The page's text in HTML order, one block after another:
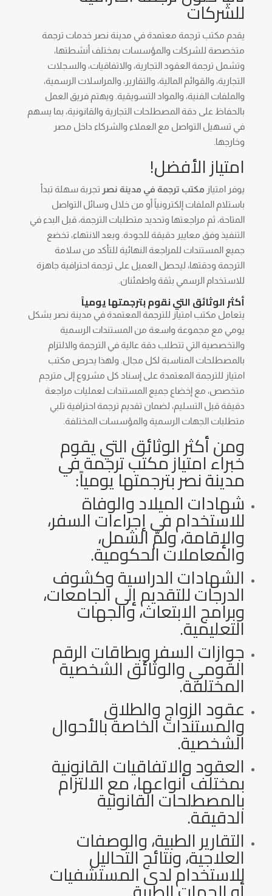
للشركات
يقدم مكتب ترجمة معتمدة في مدينة نصر خدمات ترجمة
متخصصة للشركات والمؤسسات بمختلف أنشطتها،
وتشمل ترجمة العقود التجارية، والاتفاقيات، والسجلات
التجارية، والقوائم المالية، والتقارير، والمراسلات الرسمية،
والملفات الفنية، والمواد التسويقية. ويهتم فريق العمل
بالحفاظ على دقة المصطلحات التجارية والقانونية، بما يسهم
في تسهيل التواصل مع العملاء والشركاء داخل مصر
وخارجها.
امتياز الأفضل!
يوفر امتياز مكتب ترجمة في مدينة نصر تجربة سهلة تبدأ
باستلام الملفات إلكترونياً أو من خلال وسائل التواصل
المتاحة، ثم مراجعتها وتحديد متطلبات الترجمة، قبل البدء في
التنفيذ وفق معايير دقيقة للجودة. وبعد الانتهاء، تخضع
جميع المستندات للمراجعة النهائية للتأكد من سلامة
الترجمة ودقتها، ليحصل العميل على ترجمة احترافية جاهزة
للاستخدام الرسمي بثقة واطمئنان.
أكثر الوثائق التي نقوم بترجمتها يومياً
يتعامل مكتب امتياز للترجمة المعتمدة في مدينة نصر بشكل
يومي مع مجموعة واسعة من المستندات الرسمية
والتخصصية التي تتطلب دقة عالية في الترجمة والالتزام
بالمصطلحات المناسبة لكل مجال. ولهذا يحرص مكتب
امتياز للترجمة المعتمدة على إسناد كل مشروع إلى مترجم
متخصص، مع إخضاع جميع المستندات لعمليات مراجعة
دقيقة قبل التسليم، لضمان تقديم ترجمة احترافية تلبي
متطلبات الجهات الرسمية والمؤسسات المختلفة.
ومن أكثر الوثائق التي يقوم
خبراء امتياز مكتب ترجمة في
مدينة نصر بترجمتها يومياً:
شهادات الميلاد والوفاة
للاستخدام في إجراءات السفر،
والإقامة، ولمّ الشمل،
والمعاملات الحكومية.
الشهادات الدراسية وكشوف
الدرجات للتقديم إلى الجامعات،
وبرامج الابتعاث، والجهات
التعليمية.
جوازات السفر وبطاقات الرقم
القومي والوثائق الشخصية
المختلفة.
عقود الزواج والطلاق
والمستندات الخاصة بالأحوال
الشخصية.
العقود والاتفاقيات القانونية
بمختلف أنواعها، مع الالتزام
بالمصطلحات القانونية
الدقيقة.
التقارير الطبية، والوصفات
العلاجية، ونتائج التحاليل
للاستخدام لدى المستشفيات